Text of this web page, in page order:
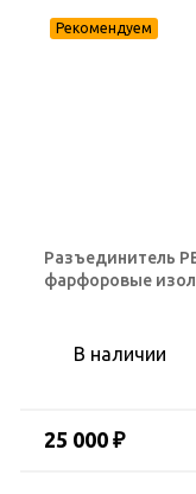
Разъединитель
фарфоровые
В наличии
25 000 ₽